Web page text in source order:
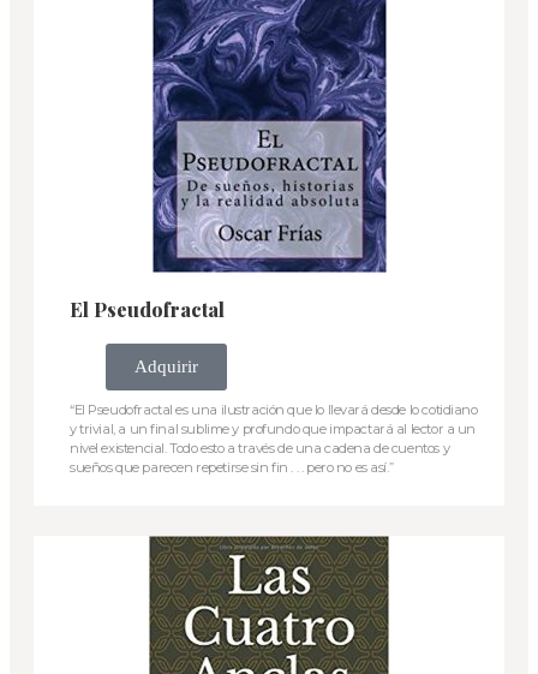
El Pseudofractal
Adquirir
“El Pseudofractal es una ilustración que lo llevará desde lo cotidiano
y trivial, a un final sublime y profundo que impactará al lector a un
nivel existencial. Todo esto a través de una cadena de cuentos y
sueños que parecen repetirse sin fin . . . pero no es así.”